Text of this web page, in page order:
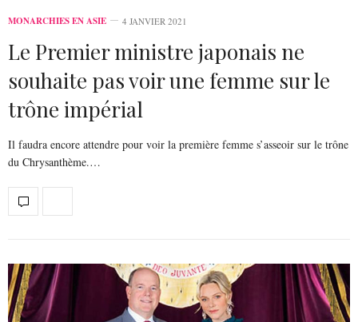
MONARCHIES EN ASIE 4 JANVIER 2021
Le Premier ministre japonais ne
souhaite pas voir une femme sur le
trône impérial
Il faudra encore attendre pour voir la première femme s’asseoir sur le trône
du Chrysanthème.…